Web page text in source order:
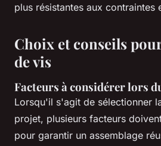
plus résistantes aux contraintes
Choix et conseils
de vis
Facteurs à considérer lors
Lorsqu'il s'agit de sélectionner
projet, plusieurs facteurs
pour garantir un assemblage